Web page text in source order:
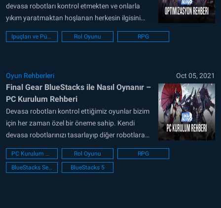
devasa robotları kontrol etmekten ve onlarla
yıkım yaratmaktan hoşlanan herkesin ilgisini
çekecek türden bir oyun. Pilotlarınızı seçmeniz,
robotlarınızı özelleştirmeniz ve ondan sonra da
Final Gear, platform oyunlarının keyifli oynanışı
ile RPG...
Ipuçları ve Püf noktaları Rol Oyunu RPG
Oyun Rehberleri Oct 05, 2021
Final Gear BlueStacks ile Nasıl Oynanır –
PC Kurulum Rehberi
Devasa robotları kontrol ettiğimiz oyunlar bizim
için her zaman özel bir öneme sahip. Kendi
devasa robotlarınızı tasarlayıp diğer robotlara
karşı savaşmalarını sağlamak çok çekici ve her
oyuncuyu heyecanlandırmaya yetecek bir fikir.
Robotlarınızı çeşitli ekipmanlarla donattıktan
PC Kurulum Kılavuzu Rol Oyunu
RPG
BlueStacks Setup
BlueStacks 5